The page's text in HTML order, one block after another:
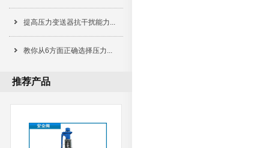
提高压力变送器抗干扰能力...
教你从6方面正确选择压力...
推荐产品